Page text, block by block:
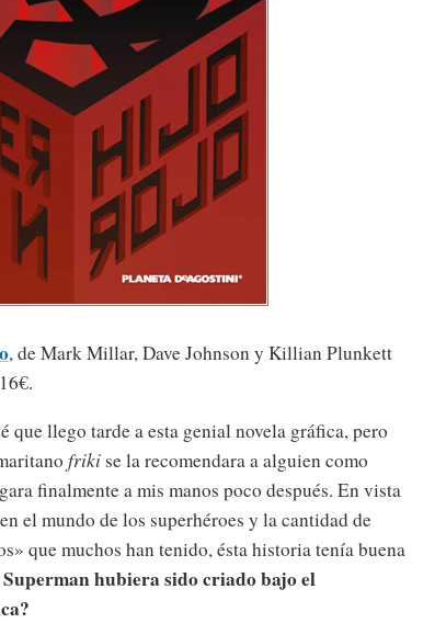
, de Mark Millar, Dave Johnson y Killian Plunkett
que llego tarde a esta genial novela gráfica, pero
friki se la recomendara a alguien como
finalmente a mis manos poco después. En vista
el mundo de los superhéroes y la cantidad de
que muchos han tenido, ésta historia tenía buena
hubiera sido criado bajo el